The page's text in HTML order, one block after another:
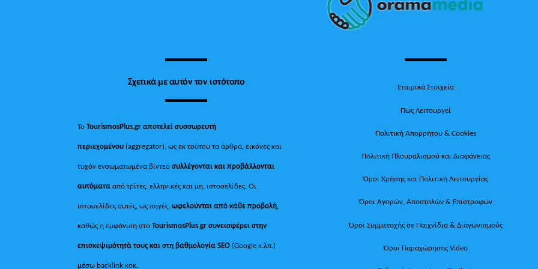
Top
Σχετικά με αυτόν τον ιστότοπο
ΤοTourismosPlus.gr αποτελεί συσσωρευτή
περιεχομένου (aggregator), ως εκ τούτου τα άρθρα, εικόνες και
τυχόν ενσωματωμένα βίντεοσυλλέγονται και προβάλλονται
αυτόματααπό τρίτες, ελληνικές και μη, ιστοσελίδες. Οι
ιστοσελίδες αυτές, ως πηγές,ωφελούνται από κάθε προβολή,
καθώς η εμφάνιση στοTourismosPlus.gr συνεισφέρει στην
επισκεψιμότητά τους και στη βαθμολογία SEO (Google κ.λπ.)
μέσω backlink κοκ.
Εταιρικά Στοιχεία
Πως Λειτουργεί
Πολιτική Απορρήτου & Cookies
Πολιτική Πλουραλισμού και Διαφάνειας
Όροι Χρήσης και Πολιτική Λειτουργίας
Όροι Αγορών, Αποστολών & Επιστροφών
Όροι Συμμετοχής σε Παιχνίδια & Διαγωνισμούς
Όροι Παραχώρησης Video